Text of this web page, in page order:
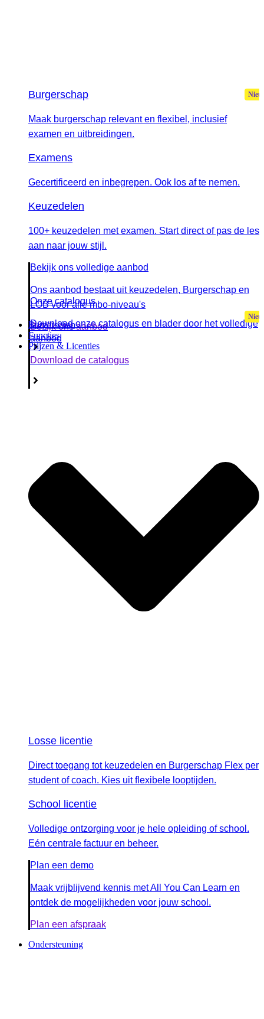
Burgerschap
Maak burgerschap relevant en flexibel, inclusief
examen en uitbreidingen.
Examens
Gecertificeerd en inbegrepen. Ook los af te nemen.
Keuzedelen
100+ keuzedelen met examen. Start direct of pas de les
aan naar jouw stijl.
Bekijk ons volledige aanbod
Ons aanbod bestaat uit keuzedelen, Burgerschap en
LOB voor alle mbo-niveau's
Bekijk ons aanbod
Onze catalogus
Download onze catalogus en blader door het volledige
aanbod
Download de catalogus
Burgerschap
Functies
Prijzen & Licenties
Losse licentie
Direct toegang tot keuzedelen en Burgerschap Flex per
student of coach. Kies uit flexibele looptijden.
School licentie
Volledige ontzorging voor je hele opleiding of school.
Eén centrale factuur en beheer.
Plan een demo
Maak vrijblijvend kennis met All You Can Learn en
ontdek de mogelijkheden voor jouw school.
Plan een afspraak
Ondersteuning